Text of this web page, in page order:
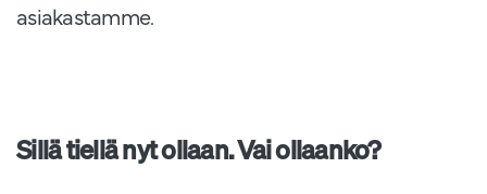
asiakastamme.
Sillä tiellä nyt ollaan. Vai ollaanko?